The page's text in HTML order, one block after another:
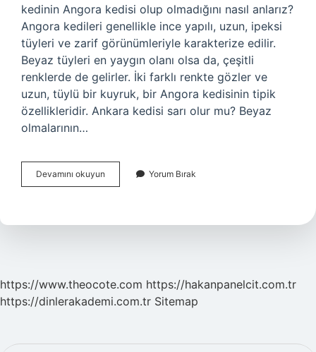
kedinin Angora kedisi olup olmadığını nasıl anlarız?
Angora kedileri genellikle ince yapılı, uzun, ipeksi
tüyleri ve zarif görünümleriyle karakterize edilir.
Beyaz tüyleri en yaygın olanı olsa da, çeşitli
renklerde de gelirler. İki farklı renkte gözler ve
uzun, tüylü bir kuyruk, bir Angora kedisinin tipik
özellikleridir. Ankara kedisi sarı olur mu? Beyaz
olmalarının…
Devamını okuyun
Kedisinin
Renk
Yorum Bırak
https://www.theocote.com https://hakanpanelcit.com.tr
https://dinlerakademi.com.tr Sitemap